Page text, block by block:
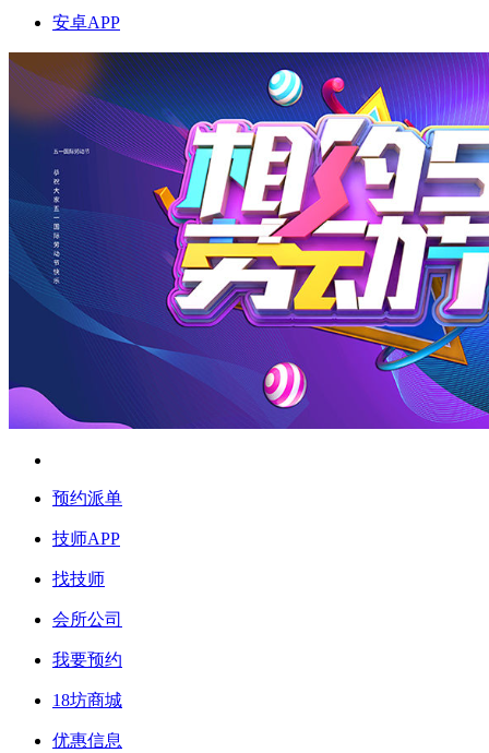
安卓APP
预约派单
技师APP
找技师
会所公司
我要预约
18坊商城
优惠信息